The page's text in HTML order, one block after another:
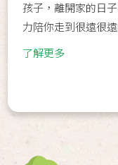
孩子，離開家的日
力陪你走到很遠很
了解更多